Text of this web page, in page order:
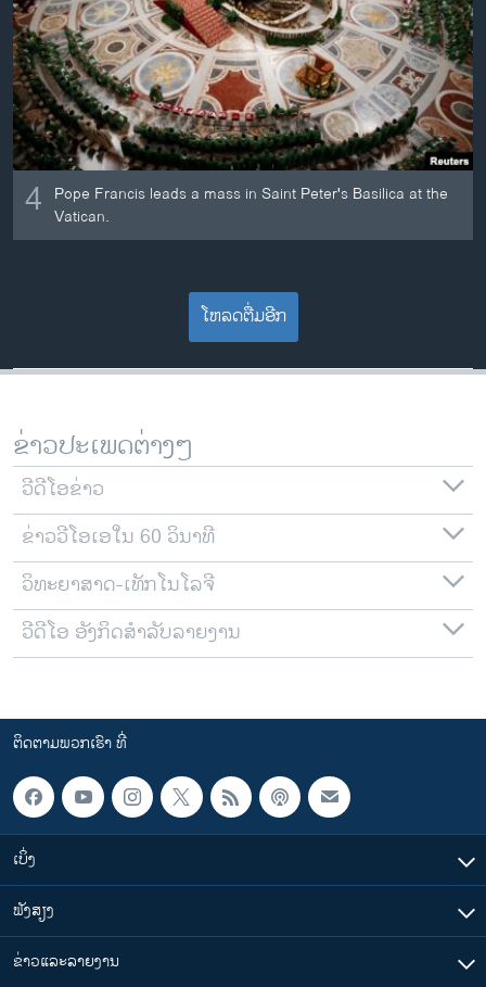
4 Pope Francis leads a mass in Saint Peter's Basilica at the
Vatican.
ໂຫລດຕື່ມອີກ
ຂ່າວປະເພດຕ່າງໆ
ວີດີໂອຂ່າວ
ຂ່າວວີໂອເອໃນ 60 ວິນາທີ
ວິທະຍາສາດ-ເທັກໂນໂລຈີ
ວີດີໂອ ອັງກິດສຳລັບລາຍງານ
ຕິດຕາມພວກເຮົາ ທີ່
ເບິ່ງ
ຟັງສຽງ
ຂ່າວແລະລາຍງານ